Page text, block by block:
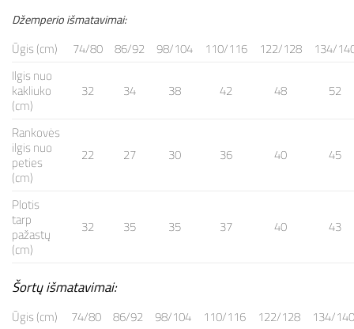
Džemperio išmatavimai:
Ūgis (cm) 74/80 86/92 98/104 110/116 122/128
134/
Ilgis nuo
kakliuko
(cm)
32 34 38 42 48 52
Rankovės
ilgis nuo
peties
(cm)
22 27 30 36 40 45
Plotis
tarp
pažastų
(cm)
32 35 35 37 40 43
Šortų išmatavimai:
Ūgis (cm) 74/80 86/92 98/104 110/116 122/128 134/140